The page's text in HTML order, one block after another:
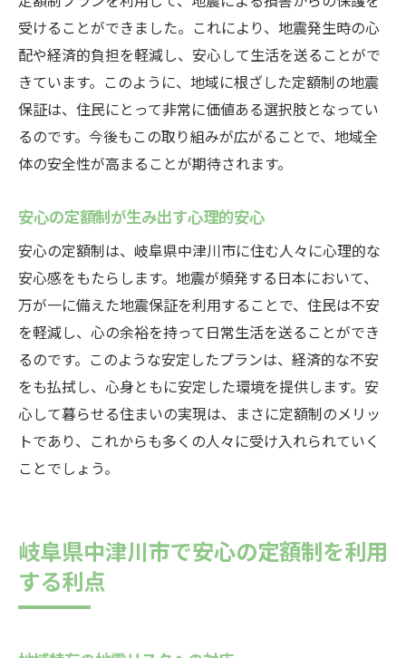
受けることができました。これにより、地震発生時の心
配や経済的負担を軽減し、安心して生活を送ることがで
きています。このように、地域に根ざした定額制の地震
保証は、住民にとって非常に価値ある選択肢となってい
るのです。今後もこの取り組みが広がることで、地域全
体の安全性が高まることが期待されます。
安心の定額制が生み出す心理的安心
安心の定額制は、岐阜県中津川市に住む人々に心理的な
安心感をもたらします。地震が頻発する日本において、
万が一に備えた地震保証を利用することで、住民は不安
を軽減し、心の余裕を持って日常生活を送ることができ
るのです。このような安定したプランは、経済的な不安
をも払拭し、心身ともに安定した環境を提供します。安
心して暮らせる住まいの実現は、まさに定額制のメリッ
トであり、これからも多くの人々に受け入れられていく
ことでしょう。
岐阜県中津川市で安心の定額制を利用
する利点